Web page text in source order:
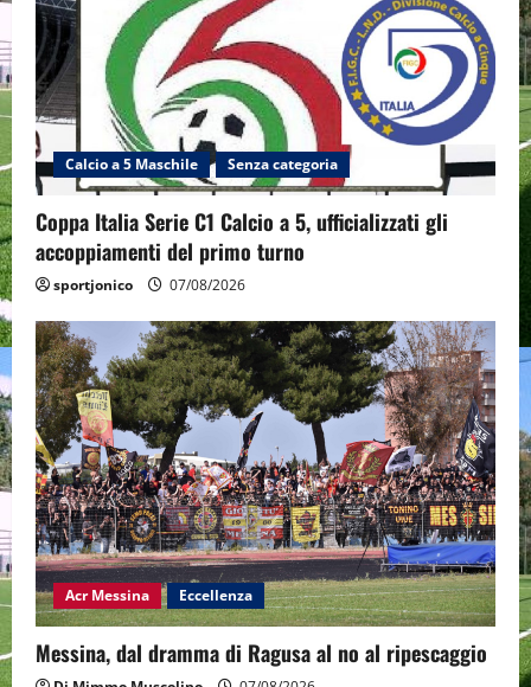
Calcio a 5 Maschile Senza categoria
Coppa Italia Serie C1 Calcio a 5, ufficializzati gli
accoppiamenti del primo turno
sportjonico 07/08/2026
Acr Messina Eccellenza
Messina, dal dramma di Ragusa al no al ripescaggio